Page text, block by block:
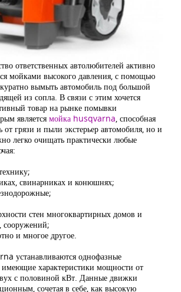
ответственных автолюбителей активно
мойками высокого давления, с помощью
вымыть автомобиль под большой
из сопла. В связи с этим хочется
товар на рынке помывки
является мойка husqvarna, способная
от грязи и пыли экстерьер автомобиля, но и
легко очищать практически любые
свинарниках и конюшнях;
стен многоквартирных домов и
сооружений;
и многое другое.
устанавливаются однофазные
имеющие характеристики мощности от
с половиной кВт. Данные движки
сочетая в себе, как высокую